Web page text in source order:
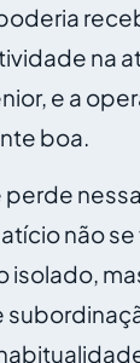
na
e a
boa.
não se
isolado,